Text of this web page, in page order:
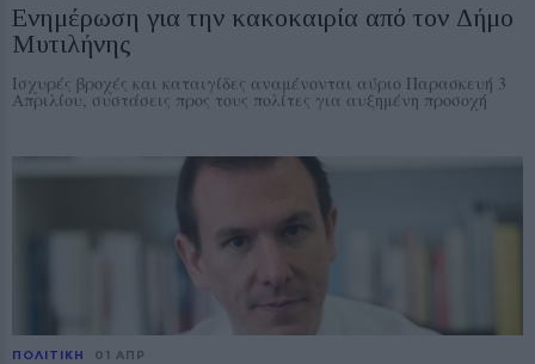
Ενημέρωση για την κακοκαιρία από τον Δήμο
Μυτιλήνης
Ισχυρές βροχές και καταιγίδες αναμένονται αύριο Παρασκευή 3
Απριλίου, συστάσεις προς τους πολίτες για αυξημένη προσοχή
ΠΟΛΙΤΙΚΗ 01 ΑΠΡ